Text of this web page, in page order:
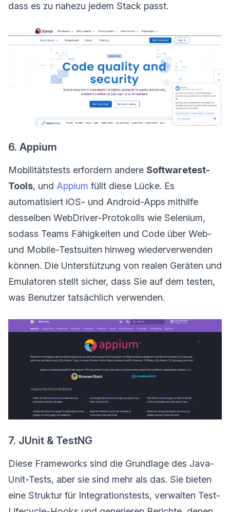
dass es zu nahezu jedem Stack passt.
6. Appium
Mobilitätstests erfordern andere Softwaretest-
Tools, und Appium füllt diese Lücke. Es
automatisiert iOS- und Android-Apps mithilfe
desselben WebDriver-Protokolls wie Selenium,
sodass Teams Fähigkeiten und Code über Web-
und Mobile-Testsuiten hinweg wiederverwenden
können. Die Unterstützung von realen Geräten und
Emulatoren stellt sicher, dass Sie auf dem testen,
was Benutzer tatsächlich verwenden.
7. JUnit & TestNG
Diese Frameworks sind die Grundlage des Java-
Unit-Tests, aber sie sind mehr als das. Sie bieten
eine Struktur für Integrationstests, verwalten Test-